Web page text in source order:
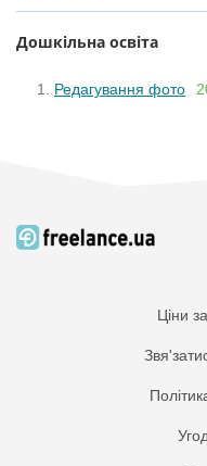
Дошкільна освіта
Редагування фото
Ціни